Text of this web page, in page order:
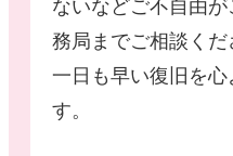
ないなどご不自由
務局までご相談くだ
一日も早い復旧を心
す。